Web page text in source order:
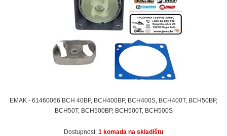
EMAK - 61460066 BCH 40BP, BCH400BP, BCH400S, BCH400T, BCH50BP,
BCH50T, BCH500BP, BCH500T, BCH500S
Dostupnost: 1 komada na skladištu